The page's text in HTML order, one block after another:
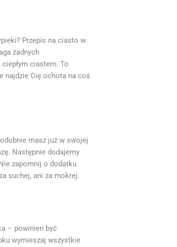
Przepis na ciasto w
żadnych
ciastem. To
najdzie Cię ochota na coś
masz już w swojej
Następnie dodajemy
zapomnij o dodatku
suchej, ani za mokrej.
– powinien być
wymieszaj wszystkie